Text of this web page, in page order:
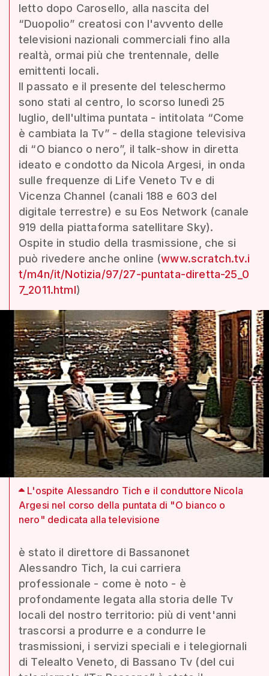
letto dopo Carosello, alla nascita del
“Duopolio” creatosi con l'avvento delle
televisioni nazionali commerciali fino alla
realtà, ormai più che trentennale, delle
emittenti locali.
Il passato e il presente del teleschermo
sono stati al centro, lo scorso lunedì 25
luglio, dell'ultima puntata - intitolata “Come
è cambiata la Tv” - della stagione televisiva
di “O bianco o nero”, il talk-show in diretta
ideato e condotto da Nicola Argesi, in onda
sulle frequenze di Life Veneto Tv e di
Vicenza Channel (canali 188 e 603 del
digitale terrestre) e su Eos Network (canale
919 della piattaforma satellitare Sky).
Ospite in studio della trasmissione, che si
può rivedere anche online (www.scratch.tv.i
t/m4n/it/Notizia/97/27-puntata-diretta-25_0
7_2011.html)
L'ospite Alessandro Tich e il conduttore Nicola
Argesi nel corso della puntata di "O bianco o
nero" dedicata alla televisione
è stato il direttore di Bassanonet
Alessandro Tich, la cui carriera
professionale - come è noto - è
profondamente legata alla storia delle Tv
locali del nostro territorio: più di vent'anni
trascorsi a produrre e a condurre le
trasmissioni, i servizi speciali e i telegiornali
di Telealto Veneto, di Bassano Tv (del cui